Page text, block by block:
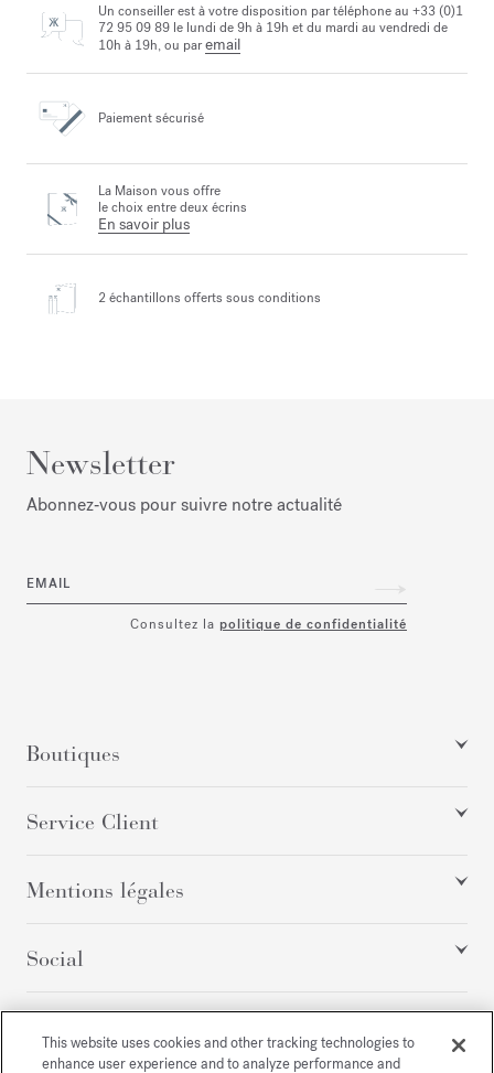
Un conseiller est à votre disposition par téléphone au +33 (0)1
72 95 09 89 le lundi de 9h à 19h et du mardi au vendredi de
10h à 19h, ou paremail
Paiement sécurisé
La Maison vous offre
le choix entre deux écrins
En savoir plus
2 échantillons offerts sous conditions
Newsletter
Abonnez‑vous pour suivre notre actualité
EMAIL
Consultez la politique de confidentialité
Boutiques
Service Client
Mentions légales
Social
Tous droits réservés
This website uses cookies and other tracking technologies to
enhance user experience and to analyze performance and